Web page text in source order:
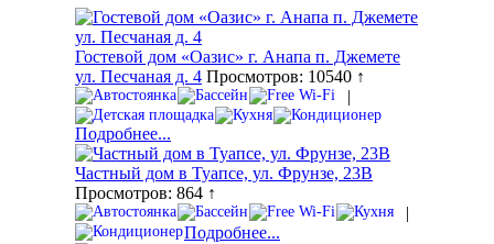
Гостевой дом «Оазис» г. Анапа п. Джемете
ул. Песчаная д. 4 Просмотров: 10540 ↑
|
Подробнее...
Частный дом в Туапсе, ул. Фрунзе, 23В
Просмотров: 864 ↑
|
Подробнее...